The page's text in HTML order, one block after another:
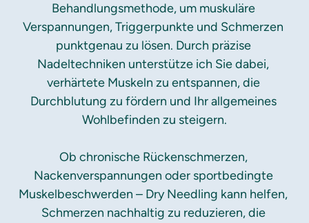
Behandlungsmethode, um muskuläre
Verspannungen, Triggerpunkte und Schmerzen
punktgenau zu lösen. Durch präzise
Nadeltechniken unterstütze ich Sie dabei,
verhärtete Muskeln zu entspannen, die
Durchblutung zu fördern und Ihr allgemeines
Wohlbefinden zu steigern.
Ob chronische Rückenschmerzen,
Nackenverspannungen oder sportbedingte
Muskelbeschwerden – Dry Needling kann helfen,
Schmerzen nachhaltig zu reduzieren, die